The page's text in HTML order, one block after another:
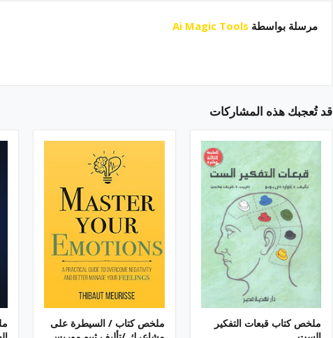
مرسلة بواسطة
قد تُعجبك هذه المشاركات
ملخص كتاب / السيطرة على
ملخص كتاب قبعات التفكير